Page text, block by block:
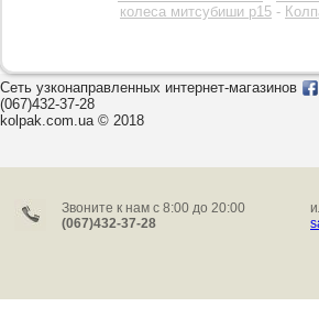
колеса митсубиши р15 -
Сеть узконаправленных интернет-магазинов
(067)432-37-28
kolpak.com.ua © 2018
Звоните к нам c 8:00 до 20:00
(067)432-37-28